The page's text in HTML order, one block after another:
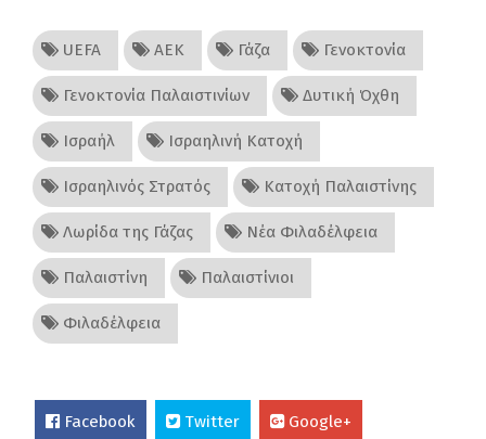
UEFA ΑΕΚ Γάζα Γενοκτονία
Γενοκτονία Παλαιστινίων Δυτική Όχθη
Ισραήλ Ισραηλινή Κατοχή
Ισραηλινός Στρατός Κατοχή Παλαιστίνης
Λωρίδα της Γάζας Νέα Φιλαδέλφεια
Παλαιστίνη Παλαιστίνιοι
Φιλαδέλφεια
Facebook Twitter Google+